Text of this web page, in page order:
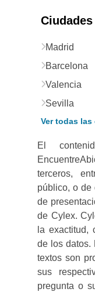
Madrid
Barcelona
Valencia
Sevilla
Ver todas
El
terceros,
público, o de
de
de Cylex.
la exactitud,
de los datos.
textos son
sus
pregunta o